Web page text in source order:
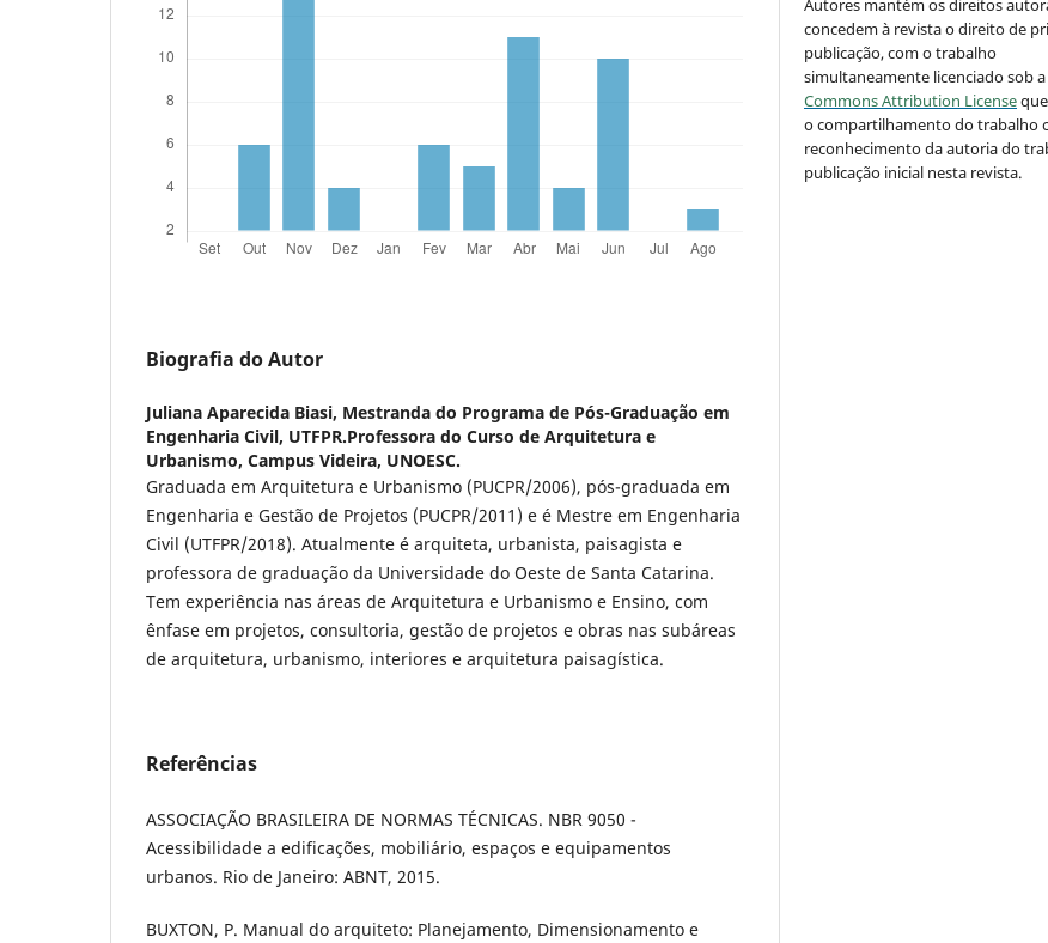
Biografia do Autor
Juliana Aparecida Biasi, Mestranda do Programa de Pós-Graduação em
Engenharia Civil, UTFPR.Professora do Curso de Arquitetura e
Urbanismo, Campus Videira, UNOESC.
Graduada em Arquitetura e Urbanismo (PUCPR/2006), pós-graduada em
Engenharia e Gestão de Projetos (PUCPR/2011) e é Mestre em Engenharia
Civil (UTFPR/2018). Atualmente é arquiteta, urbanista, paisagista e
professora de graduação da Universidade do Oeste de Santa Catarina.
Tem experiência nas áreas de Arquitetura e Urbanismo e Ensino, com
ênfase em projetos, consultoria, gestão de projetos e obras nas subáreas
de arquitetura, urbanismo, interiores e arquitetura paisagística.
Referências
ASSOCIAÇÃO BRASILEIRA DE NORMAS TÉCNICAS. NBR 9050 -
Acessibilidade a edificações, mobiliário, espaços e equipamentos
urbanos. Rio de Janeiro: ABNT, 2015.
BUXTON, P. Manual do arquiteto: Planejamento, Dimensionamento e
Autores mantém os direitos
concedem à revista o direito de
publicação, com o trabalho
simultaneamente licenciado sob
Commons Attribution License
o compartilhamento do trabalho
reconhecimento da autoria do
publicação inicial nesta revista.